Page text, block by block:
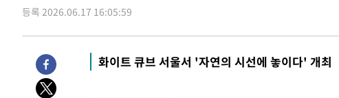
1시간 전 >극한폭염 한풀 꺾이지만…'낮 최고 35도' 무더위, 열대야 계속[다음주
2시간 전 >축구협회 "압수수색·성접대 논란 사과…쇄신의 기회로 삼겠다"
3시간 전 >
[속보]'압수수색·성접대 논란' 축구협회 "실망과 걱정 안겨드려 죄송"
6시간 전 >
'최고 37도' 폭염 지속…강원동해안 최대 150㎜ 비
8시간 전 >
등록 2026.06.17 16:05:59
화이트 큐브 서울서 '자연의 시선에 놓이다' 개최